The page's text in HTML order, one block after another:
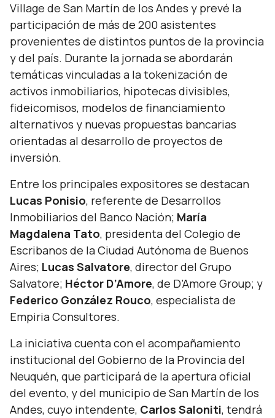
Village de San Martín de los Andes y prevé la
participación de más de 200 asistentes
provenientes de distintos puntos de la provincia
y del país. Durante la jornada se abordarán
temáticas vinculadas a la tokenización de
activos inmobiliarios, hipotecas divisibles,
fideicomisos, modelos de financiamiento
alternativos y nuevas propuestas bancarias
orientadas al desarrollo de proyectos de
inversión.
Entre los principales expositores se destacan
Lucas Ponisio, referente de Desarrollos
Inmobiliarios del Banco Nación; María
Magdalena Tato, presidenta del Colegio de
Escribanos de la Ciudad Autónoma de Buenos
Aires; Lucas Salvatore, director del Grupo
Salvatore; Héctor D’Amore, de D’Amore Group; y
Federico González Rouco, especialista de
Empiria Consultores.
La iniciativa cuenta con el acompañamiento
institucional del Gobierno de la Provincia del
Neuquén, que participará de la apertura oficial
del evento, y del municipio de San Martín de los
Andes, cuyo intendente, Carlos Saloniti, tendrá